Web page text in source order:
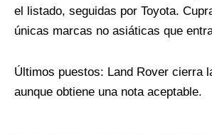
el listado, seguidas por Toyota.
únicas marcas no asiáticas que
Últimos puestos: Land Rover cierra
aunque obtiene una nota aceptable.